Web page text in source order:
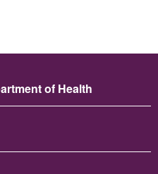
of Health